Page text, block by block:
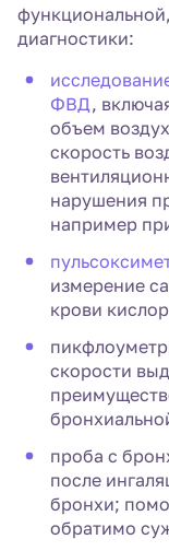
диагностики:
ФВД,
объем
скорость
нарушения
например
измерение
крови
скорости
проба с
после
бронхи;
обратимо